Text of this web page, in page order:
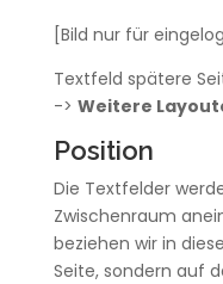
[Bild nur für
Textfeld spätere
-> Weitere
Position
Die Textfelder
Zwischenraum
beziehen wir in
Seite, sondern auf